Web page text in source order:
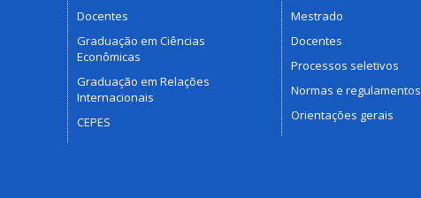
Docentes
Graduação em Ciências
Econômicas
Graduação em Relações
Internacionais
CEPES
Mestrado
Docentes
Processos seletivos
Normas e regulamentos
Orientações gerais